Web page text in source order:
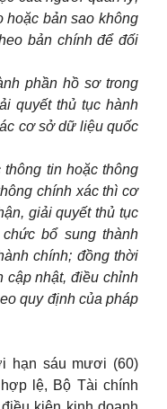
hoặc bản sao không
bản chính để đối
phần hồ sơ trong
quyết thủ tục hành
cơ sở dữ liệu quốc
tin hoặc thông
chính xác thì cơ
giải quyết thủ tục
bổ sung thành
chính; đồng thời
cập nhật, điều chỉnh
quy định của pháp
hạn sáu mươi (60)
lệ, Bộ Tài chính